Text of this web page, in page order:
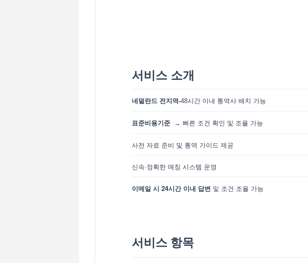
서비스 소개
네덜란드 전지역-48시간 이내 통역사 배치 가능
표준비용기준 → 빠른 조건 확인 및 조율 가능
사전 자료 준비 및 통역 가이드 제공
신속·정확한 매칭 시스템 운영
이메일 시 24시간 이내 답변 및 조건 조율 가능
서비스 항목